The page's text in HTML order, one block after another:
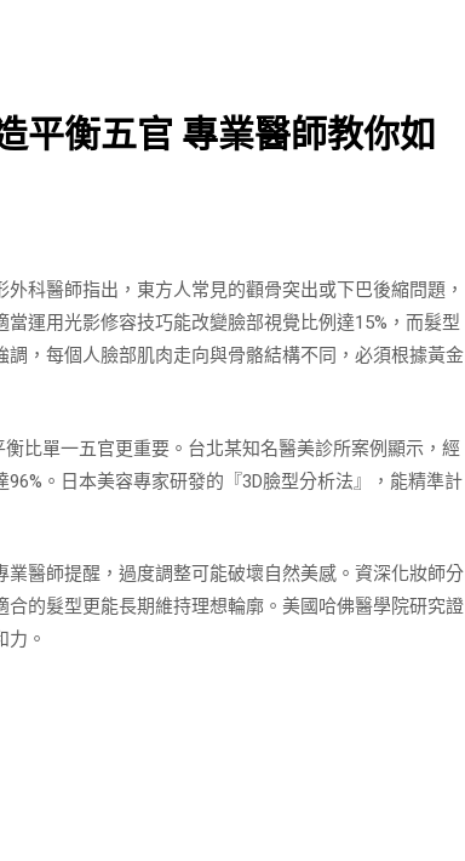
平衡五官 專業醫師教你如
科醫師指出，東方人常見的顴骨突出或下巴後縮問題，
運用光影修容技巧能改變臉部視覺比例達15%，而髮型
，每個人臉部肌肉走向與骨骼結構不同，必須根據黃金
比單一五官更重要。台北某知名醫美診所案例顯示，經
。日本美容專家研發的『3D臉型分析法』，能精準計
醫師提醒，過度調整可能破壞自然美感。資深化妝師分
的髮型更能長期維持理想輪廓。美國哈佛醫學院研究證
力。